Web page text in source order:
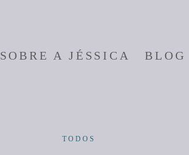
SOBRE A JÉSSICA BLOG
TODOS